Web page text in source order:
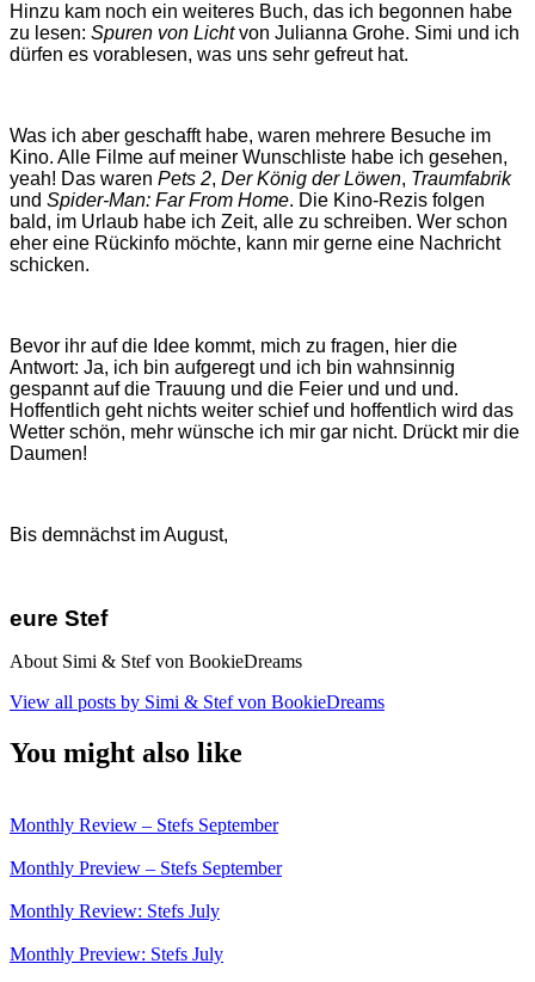
Hinzu kam noch ein weiteres Buch, das ich begonnen habe
zu lesen: Spuren von Lichtvon Julianna Grohe. Simi und ich
dürfen es vorablesen, was uns sehr gefreut hat.
Was ich aber geschafft habe, waren mehrere Besuche im
Kino. Alle Filme auf meiner Wunschliste habe ich gesehen,
yeah! Das waren Pets 2, Der König der Löwen, Traumfabrik
und Spider-Man: Far From Home. Die Kino-Rezis folgen
bald, im Urlaub habe ich Zeit, alle zu schreiben. Wer schon
eher eine Rückinfo möchte, kann mir gerne eine Nachricht
schicken.
Bevor ihr auf die Idee kommt, mich zu fragen, hier die
Antwort: Ja, ich bin aufgeregt und ich bin wahnsinnig
gespannt auf die Trauung und die Feier und und und.
Hoffentlich geht nichts weiter schief und hoffentlich wird das
Wetter schön, mehr wünsche ich mir gar nicht. Drückt mir die
Daumen!
Bis demnächst im August,
eure Stef
About Simi & Stef von BookieDreams
View all posts by Simi & Stef von BookieDreams
You might also like
Monthly Review – Stefs September
Monthly Preview – Stefs September
Monthly Review: Stefs July
Monthly Preview: Stefs July